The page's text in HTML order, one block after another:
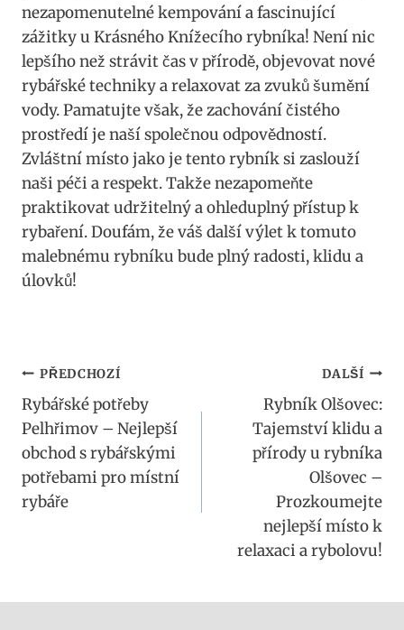
nezapomenutelné kempování a fascinující
zážitky u Krásného Knížecího rybníka! Není nic
lepšího než strávit čas v přírodě, objevovat nové
rybářské techniky a relaxovat za zvuků šumění
vody. Pamatujte však, že zachování čistého
prostředí je naší společnou odpovědností.
Zvláštní místo jako je tento rybník si zaslouží
naši péči a respekt. Takže nezapomeňte
praktikovat udržitelný a ohleduplný přístup k
rybaření. Doufám, že váš další výlet k tomuto
malebnému rybníku bude plný radosti, klidu a
úlovků!
Navigace
pro
příspěvek
PŘEDCHOZÍ
Rybářské potřeby
Pelhřimov – Nejlepší
obchod s rybářskými
potřebami pro místní
rybáře
DALŠÍ
Rybník Olšovec:
Tajemství klidu a
přírody u rybníka
Olšovec –
Prozkoumejte
nejlepší místo k
relaxaci a rybolovu!